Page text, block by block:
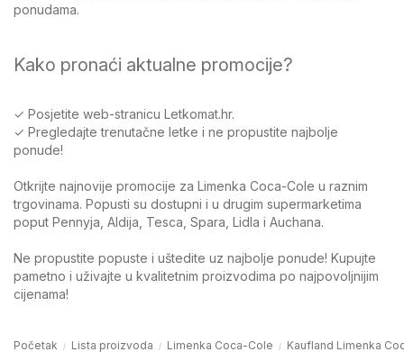
ponudama.
Kako pronaći aktualne promocije?
✓ Posjetite web-stranicu Letkomat.hr.
✓ Pregledajte trenutačne letke i ne propustite najbolje
ponude!
Otkrijte najnovije promocije za Limenka Coca-Cole u raznim
trgovinama. Popusti su dostupni i u drugim supermarketima
poput Pennyja, Aldija, Tesca, Spara, Lidla i Auchana.
Ne propustite popuste i uštedite uz najbolje ponude! Kupujte
pametno i uživajte u kvalitetnim proizvodima po najpovoljnijim
cijenama!
Početak Lista proizvoda Limenka Coca-Cole Kaufland Limenka